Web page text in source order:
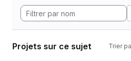
Projets sur ce sujet Trier